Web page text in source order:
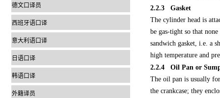
德文口译员
西班牙语口译
意大利语口译
日语口译
韩语口译
外籍译员
2.2.3 Gasket
The cylinder head is
be gas-tight so that
sandwich gasket, i.e. a
high temperature and
2.2.4 Oil Pan or
The oil pan is usually
the crankcase; they